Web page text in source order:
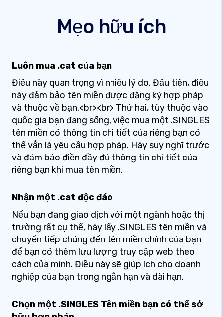
Mẹo hữu ích
Luôn mua .cat của bạn
Điều này quan trọng vì nhiều lý do. Đầu tiên, điều
này đảm bảo tên miền được đăng ký hợp pháp
và thuộc về bạn.<br><br> Thứ hai, tùy thuộc vào
quốc gia bạn đang sống, việc mua một .SINGLES
tên miền có thông tin chi tiết của riêng bạn có
thể vẫn là yêu cầu hợp pháp. Hãy suy nghĩ trước
và đảm bảo điền đầy đủ thông tin chi tiết của
riêng bạn khi mua tên miền.
Nhận một .cat độc đáo
Nếu bạn đang giao dịch với một ngành hoặc thị
trường rất cụ thể, hãy lấy .SINGLES tên miền và
chuyển tiếp chúng đến tên miền chính của bạn
để bạn có thêm lưu lượng truy cập web theo
cách của mình. Điều này sẽ giúp ích cho doanh
nghiệp của bạn trong ngắn hạn và dài hạn.
Chọn một .SINGLES Tên miền bạn có thể sở